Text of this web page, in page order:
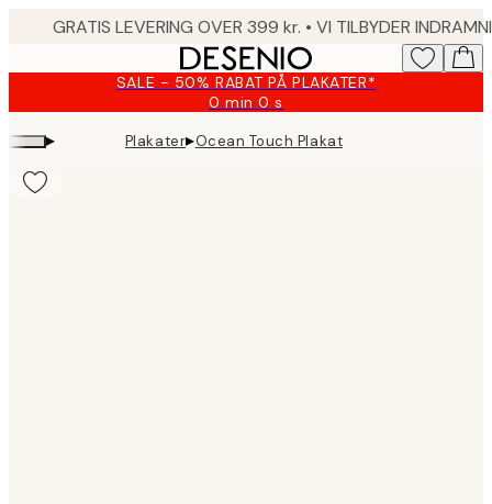
SALE - 50% RABAT PÅ PLAKATER*
0 min0 s
Gyldig
indtil:
2026-
▸ Plakater▸Ocean Touch Plakat